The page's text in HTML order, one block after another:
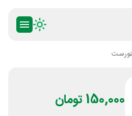
150,000 تومان